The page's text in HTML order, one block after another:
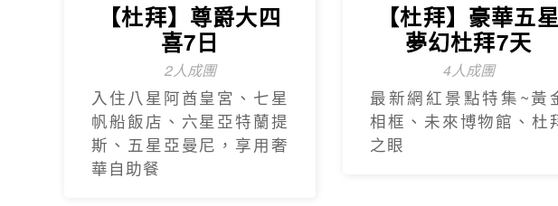
【杜拜】尊爵大四
喜7日
2人成團
入住八星阿酋皇宮、七星
帆船飯店、六星亞特蘭提
斯、五星亞曼尼，享用奢
華自助餐
【杜拜】豪華五星
夢幻杜拜7天
4人成團
最新網紅景點特集~黃
相框、未來博物館、杜
之眼